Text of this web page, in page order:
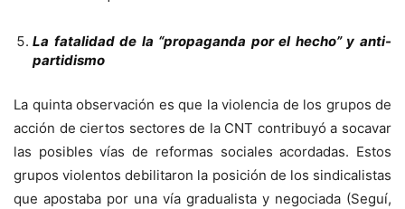
La fatalidad de la “propaganda por el hecho” y anti-
partidismo
La quinta observación es que la violencia de los grupos de
acción de ciertos sectores de la CNT contribuyó a socavar
las posibles vías de reformas sociales acordadas. Estos
grupos violentos debilitaron la posición de los sindicalistas
que apostaba por una vía gradualista y negociada (Seguí,